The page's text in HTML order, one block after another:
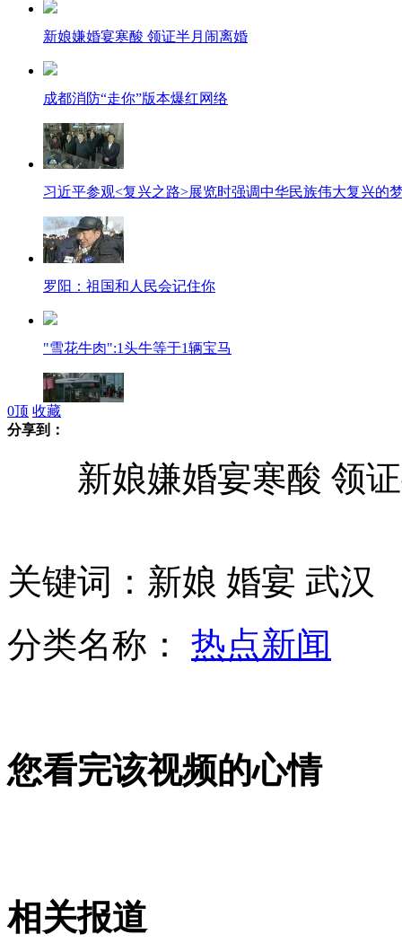
新娘嫌婚宴寒酸 领证半月闹离婚
成都消防“走你”版本爆红网络
习近平参观<复兴之路>展览时强调中华民族伟大复兴的
罗阳：祖国和人民会记住你
"雪花牛肉":1头牛等于1辆宝马
南京地铁工地路面塌陷 公交被"吞"
X47B无人机航程是传统舰载机的10倍
0顶 收藏
分享到：
新娘嫌婚宴寒酸 领证
关键词：新娘 婚宴 武汉
分类名称： 热点新闻
您看完该视频的心情
相关报道